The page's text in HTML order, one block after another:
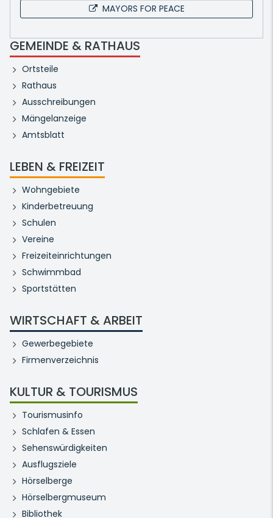
MAYORS FOR PEACE
GEMEINDE & RATHAUS
Ortsteile
Rathaus
Ausschreibungen
Mängelanzeige
Amtsblatt
LEBEN & FREIZEIT
Wohngebiete
Kinderbetreuung
Schulen
Vereine
Freizeiteinrichtungen
Schwimmbad
Sportstätten
WIRTSCHAFT & ARBEIT
Gewerbegebiete
Firmenverzeichnis
KULTUR & TOURISMUS
Tourismusinfo
Schlafen & Essen
Sehenswürdigkeiten
Ausflugsziele
Hörselberge
Hörselbergmuseum
Bibliothek